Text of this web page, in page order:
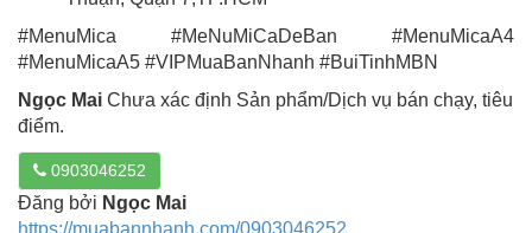
#MenuMica #MeNuMiCaDeBan #MenuMicaA4
#MenuMicaA5 #VIPMuaBanNhanh #BuiTinhMBN
Ngọc Mai Chưa xác định Sản phẩm/Dịch vụ bán chạy, tiêu
điểm.
0903046252
Đăng bởi Ngọc Mai